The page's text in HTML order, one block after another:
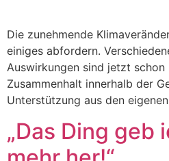
Die zunehmende
einiges abfordern.
Auswirkungen sind jetzt
Zusammenhalt innerhalb der
Unterstützung aus den
„Das Ding geb